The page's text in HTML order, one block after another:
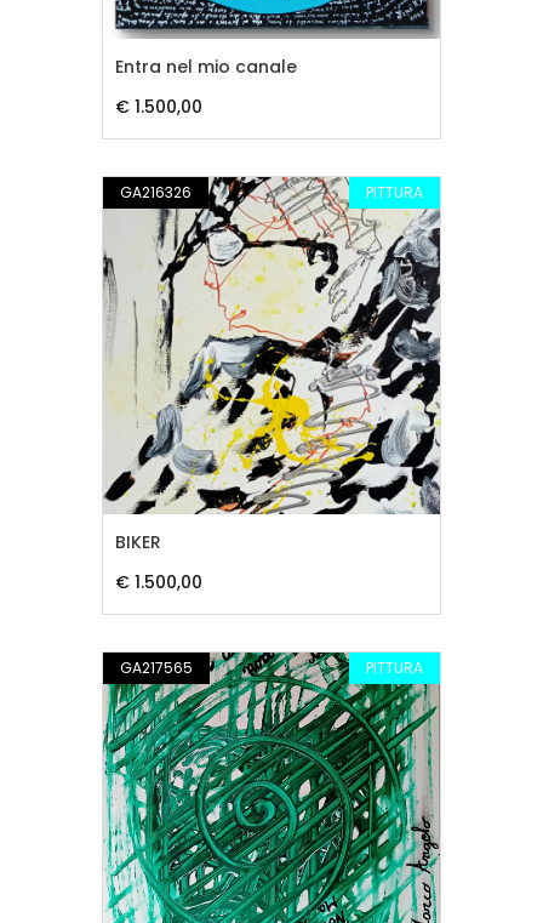
Entra nel mio canale
€ 1.500,00
GA216326 PITTURA
BIKER
€ 1.500,00
GA217565 PITTURA